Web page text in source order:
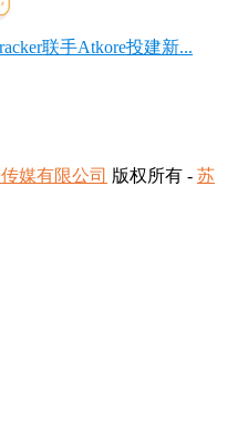
联手Atkore投建新...
媒有限公司 版权所有 - 苏